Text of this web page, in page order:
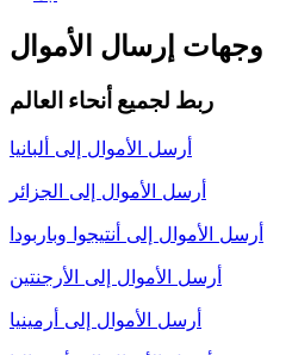
وجهات إرسال الأموال
ربط لجميع أنحاء العالم
أرسل الأموال إلى ألبانيا
أرسل الأموال إلى الجزائر
أرسل الأموال إلى أنتيجوا وباربودا
أرسل الأموال إلى الأرجنتين
أرسل الأموال إلى أرمينيا